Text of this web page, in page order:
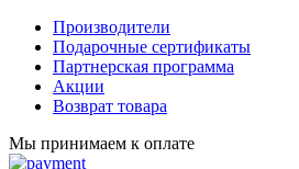
Производители
Подарочные сертификаты
Партнерская программа
Акции
Возврат товара
Мы принимаем к оплате